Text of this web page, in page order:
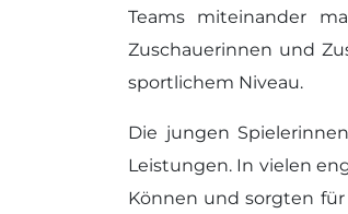
Teams miteinander
Zuschauerinnen und
sportlichem Niveau.
Die jungen
Leistungen. In vielen
Können und sorgten